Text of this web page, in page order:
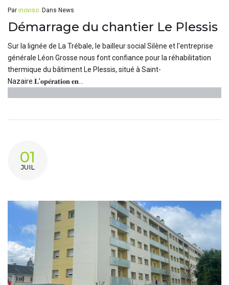
Par inoviso Dans News
Démarrage du chantier Le Plessis
Sur la lignée de La Trébale, le bailleur social Silène et l'entreprise
générale Léon Grosse nous font confiance pour la réhabilitation
thermique du bâtiment Le Plessis, situé à Saint-
Nazaire.𝐋’𝐨𝐩𝐞́𝐫𝐚𝐭𝐢𝐨𝐧 𝐞𝐧...
01
JUIL